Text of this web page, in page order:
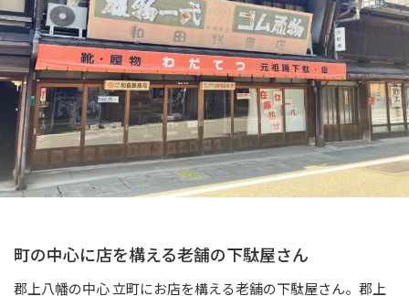
町の中心に店を構える老舗の下駄屋さん
郡上八幡の中心 立町にお店を構える老舗の下駄屋さん。郡上